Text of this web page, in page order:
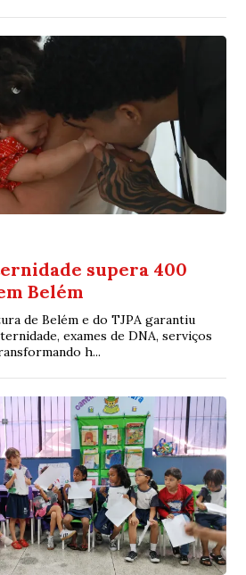
supera 400
Belém
de Belém e do TJPA garantiu
exames de DNA, serviços
h...